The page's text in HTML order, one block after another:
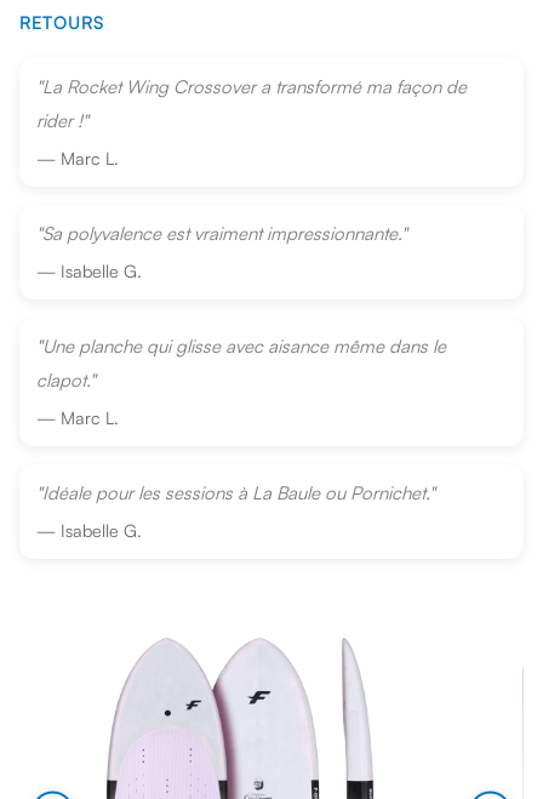
RETOURS
"La Rocket Wing Crossover a transformé ma façon de
rider !"
— Marc L.
"Sa polyvalence est vraiment impressionnante."
— Isabelle G.
"Une planche qui glisse avec aisance même dans le
clapot."
— Marc L.
"Idéale pour les sessions à La Baule ou Pornichet."
— Isabelle G.